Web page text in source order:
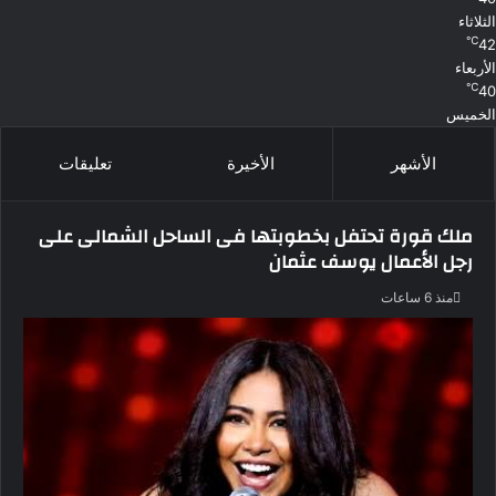
الثلاثاء
42
℃
الأربعاء
40
℃
الخميس
الأشهر الأخيرة تعليقات
ملك قورة تحتفل بخطوبتها فى الساحل الشمالى على
رجل الأعمال يوسف عثمان
منذ 6 ساعات